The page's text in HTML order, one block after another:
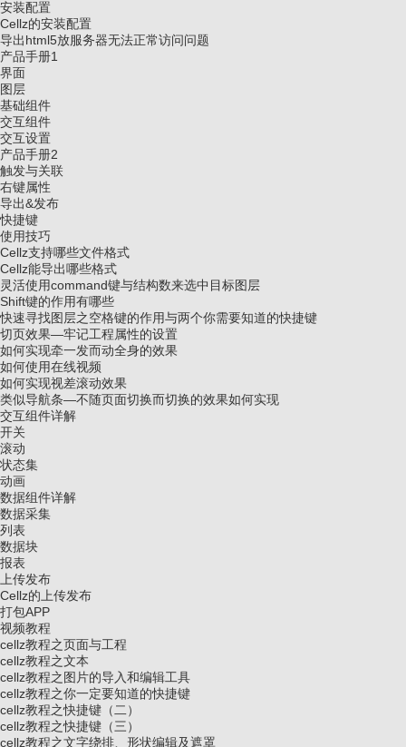
安装配置
Cellz的安装配置
导出html5放服务器无法正常访问问题
产品手册1
界面
图层
基础组件
交互组件
交互设置
产品手册2
触发与关联
右键属性
导出&发布
快捷键
使用技巧
Cellz支持哪些文件格式
Cellz能导出哪些格式
灵活使用command键与结构数来选中目标图层
Shift键的作用有哪些
快速寻找图层之空格键的作用与两个你需要知道的快捷键
切页效果—牢记工程属性的设置
如何实现牵一发而动全身的效果
如何使用在线视频
如何实现视差滚动效果
类似导航条—不随页面切换而切换的效果如何实现
交互组件详解
开关
滚动
状态集
动画
数据组件详解
数据采集
列表
数据块
报表
上传发布
Cellz的上传发布
打包APP
视频教程
cellz教程之页面与工程
cellz教程之文本
cellz教程之图片的导入和编辑工具
cellz教程之你一定要知道的快捷键
cellz教程之快捷键（二）
cellz教程之快捷键（三）
cellz教程之文字绕排、形状编辑及遮罩